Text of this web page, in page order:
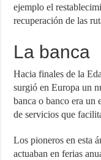
ejemplo el
recuperación de las
La banca
Hacia finales de la
surgió en Europa un
banca o banco era un
de servicios que
Los pioneros en esta
actuaban en ferias